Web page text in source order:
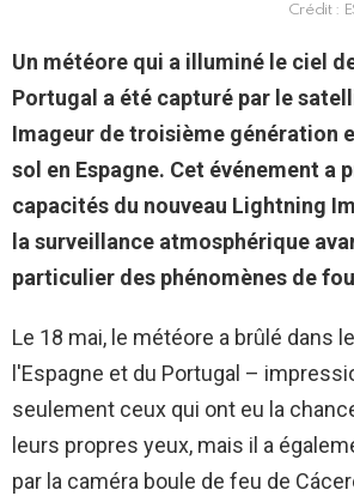
Crédit :
Un météore qui a illuminé le ciel
Portugal a été capturé par le
Imageur de troisième génération
sol en Espagne. Cet événement a
capacités du nouveau Lightning
la surveillance atmosphérique
particulier des phénomènes de
Le 18 mai, le météore a brûlé dans
l'Espagne et du Portugal –
seulement ceux qui ont eu la
leurs propres yeux, mais il a
par la caméra boule de feu de